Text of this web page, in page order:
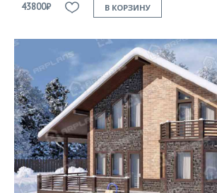
43800₽ В КОРЗИНУ